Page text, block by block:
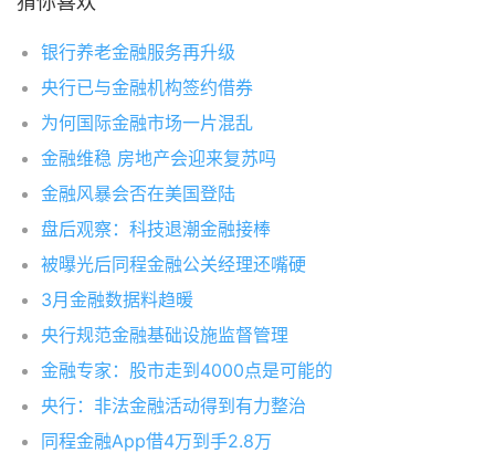
银行养老金融服务再升级
央行已与金融机构签约借券
为何国际金融市场一片混乱
金融维稳 房地产会迎来复苏吗
金融风暴会否在美国登陆
盘后观察：科技退潮金融接棒
被曝光后同程金融公关经理还嘴硬
3月金融数据料趋暖
央行规范金融基础设施监督管理
金融专家：股市走到4000点是可能的
央行：非法金融活动得到有力整治
同程金融App借4万到手2.8万